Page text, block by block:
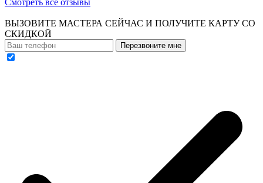
ВЫЗОВИТЕ МАСТЕРА СЕЙЧАС И ПОЛУЧИТЕ КАРТУ СО
СКИДКОЙ
Перезвоните мне